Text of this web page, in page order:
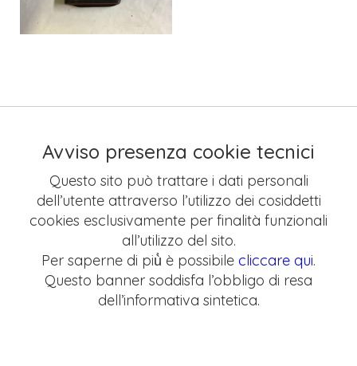
Avviso presenza cookie tecnici
Questo sito può trattare i dati personali
dell’utente attraverso l’utilizzo dei cosiddetti
cookies esclusivamente per finalità funzionali
all’utilizzo del sito.
Per saperne di più̀ è possibile cliccare qui.
Questo banner soddisfa l’obbligo di resa
dell’informativa sintetica.